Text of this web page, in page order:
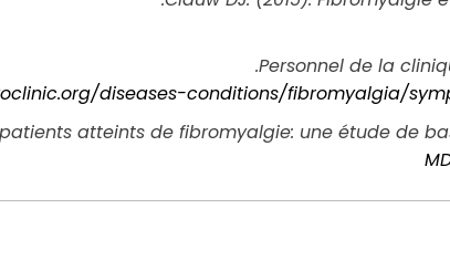
Personnel de la
diseases-conditions/fibromyalgia/
atteints de fibromyalgie: une étude de